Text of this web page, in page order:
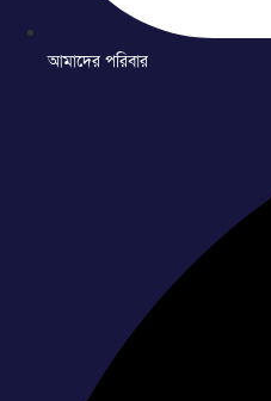
আমাদের পরিবার